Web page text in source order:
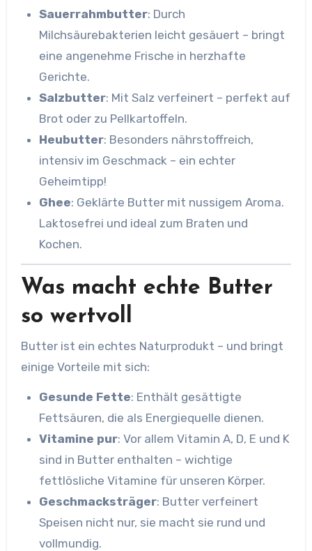
Sauerrahmbutter: Durch
Milchsäurebakterien leicht gesäuert – bringt
eine angenehme Frische in herzhafte
Gerichte.
Salzbutter: Mit Salz verfeinert – perfekt auf
Brot oder zu Pellkartoffeln.
Heubutter: Besonders nährstoffreich,
intensiv im Geschmack – ein echter
Geheimtipp!
Ghee: Geklärte Butter mit nussigem Aroma.
Laktosefrei und ideal zum Braten und
Kochen.
Was macht echte Butter
so wertvoll
Butter ist ein echtes Naturprodukt – und bringt
einige Vorteile mit sich:
Gesunde Fette: Enthält gesättigte
Fettsäuren, die als Energiequelle dienen.
Vitamine pur: Vor allem Vitamin A, D, E und K
sind in Butter enthalten – wichtige
fettlösliche Vitamine für unseren Körper.
Geschmacksträger: Butter verfeinert
Speisen nicht nur, sie macht sie rund und
vollmundig.